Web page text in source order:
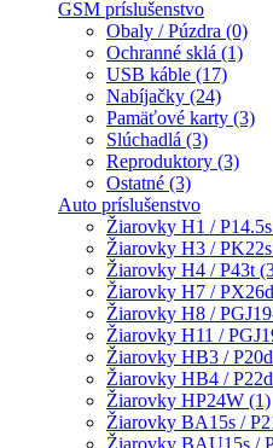
GSM príslušenstvo
Obaly / Púzdra (0)
Ochranné sklá (1)
USB káble (17)
Nabíjačky (24)
Pamäťové karty (3)
Slúchadlá (3)
Reproduktory (3)
Ostatné (3)
Auto príslušenstvo
Žiarovky H1 /
Žiarovky H3 /
Žiarovky H4 / P43t
Žiarovky H7 /
Žiarovky H8 /
Žiarovky H11 /
Žiarovky HB3 /
Žiarovky HB4 /
Žiarovky HP24W (1)
Žiarovky BA15s /
Žiarovky BAU15s /